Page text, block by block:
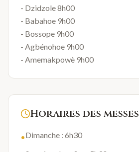
- Dzidzole 8h00
- Babahoe 9h00
- Bossope 9h00
- Agbénohoe 9h00
- Amemakpowè 9h00
Horaires des messes
•Dimanche : 6h30